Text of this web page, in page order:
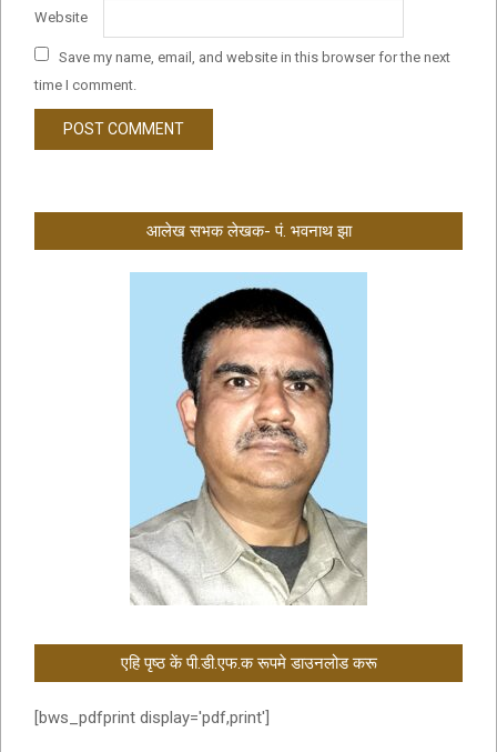
Website
Save my name, email, and website in this browser for the next
time I comment.
आलेख सभक लेखक- पं. भवनाथ झा
एहि पृष्ठ कें पी.डी.एफ.क रूपमे डाउनलोड करू
[bws_pdfprint display='pdf,print']